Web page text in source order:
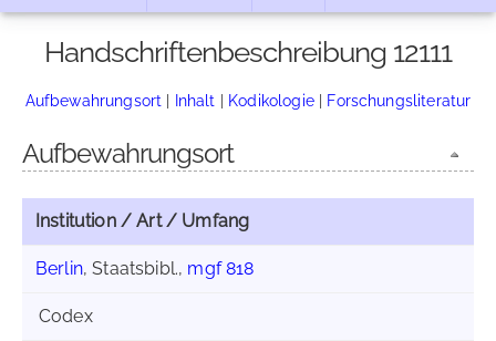
Handschriftenbeschreibung 12111
Aufbewahrungsort | Inhalt | Kodikologie| Forschungsliteratur
Aufbewahrungsort
Institution / Art / Umfang
Berlin, Staatsbibl., mgf 818
Codex